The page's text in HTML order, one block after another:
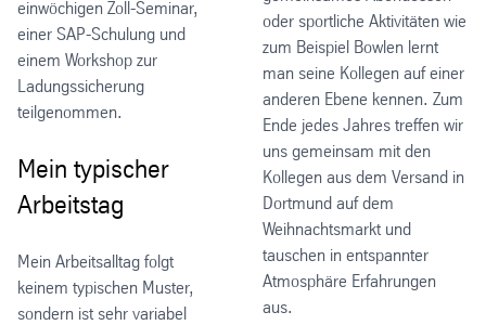
einwöchigen Zoll-Seminar,
einer SAP-Schulung und
einem Workshop zur
Ladungssicherung
teilgenommen.
Mein typischer
Arbeitstag
Mein Arbeitsalltag folgt
keinem typischen Muster,
sondern ist sehr variabel
oder sportliche Aktivitäten wie
zum Beispiel Bowlen lernt
man seine Kollegen auf einer
anderen Ebene kennen. Zum
Ende jedes Jahres treffen wir
uns gemeinsam mit den
Kollegen aus dem Versand in
Dortmund auf dem
Weihnachtsmarkt und
tauschen in entspannter
Atmosphäre Erfahrungen
aus.